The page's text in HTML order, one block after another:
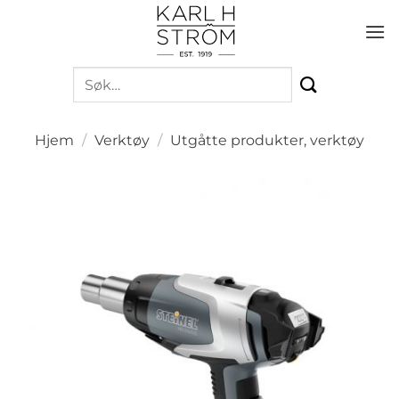
Søk
etter:
Hjem / Verktøy / Utgåtte produkter, verktøy